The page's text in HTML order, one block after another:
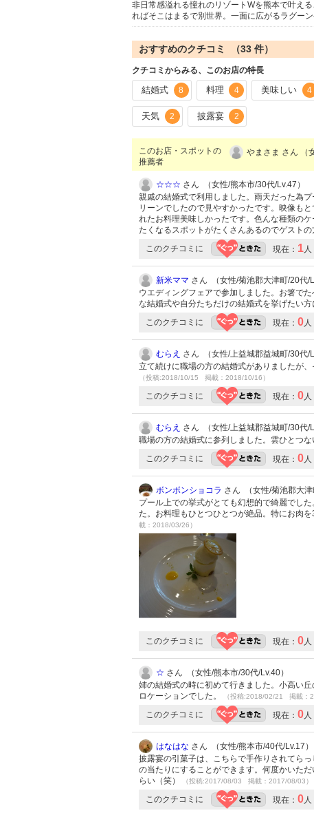
非日常感溢れる憧れのリゾートWを熊本で叶え
ればそこはまるで別世界。一面に広がるラグー
おすすめのクチコミ （33 件）
クチコミからみる、このお店の特長
結婚式 8 料理 4 美味しい 4
天気 2 披露宴 2
このお店・スポットの
推薦者
やまさま さん （
☆☆☆ さん （女性/熊本市/30代/Lv.47）
親戚の結婚式で利用しました。雨天だった為
リーンでしたので見やすかったです。映像も
れたお料理美味しかったです。色んな種類の
たくなるスポットがたくさんあるのでゲスト
このクチコミに 現在： 1人
新米ママ さん （女性/菊池郡大津町/20代/
ウエディングフェアで参加しました。お箸で
な結婚式や自分たちだけの結婚式を挙げたい方
このクチコミに 現在： 0人
むらえ さん （女性/上益城郡益城町/30代/
立て続けに職場の方の結婚式がありましたが
（投稿:2018/10/15 掲載：2018/10/16）
このクチコミに 現在： 0人
むらえ さん （女性/上益城郡益城町/30代/
職場の方の結婚式に参列しました。雲ひとつ
このクチコミに 現在： 0人
ボンボンショコラ さん （女性/菊池郡大津
プール上での挙式がとても幻想的で綺麗でし
た。お料理もひとつひとつが絶品。特にお肉
載：2018/03/26）
このクチコミに 現在： 0人
☆ さん （女性/熊本市/30代/Lv.40）
姉の結婚式の時に初めて行きました。小高い
ロケーションでした。
（投稿:2018/02/21 掲載：
このクチコミに 現在： 0人
はなはな さん （女性/熊本市/40代/Lv.17）
披露宴の引菓子は、こちらで手作りされてら
の当たりにすることができます。何度かいた
らい（笑）
（投稿:2017/08/03 掲載：2017/08/03）
このクチコミに 現在： 0人